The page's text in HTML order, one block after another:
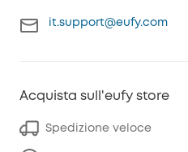
it.support@eufy.com
Acquista sull'eufy store
Spedizione veloce